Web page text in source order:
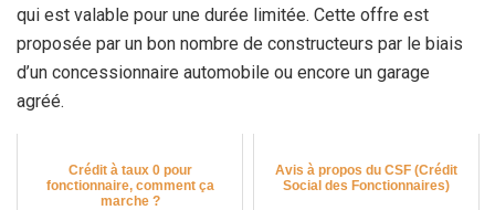
qui est valable pour une durée limitée. Cette offre est
proposée par un bon nombre de constructeurs par le biais
d’un concessionnaire automobile ou encore un garage
agréé.
Crédit à taux 0 pour
fonctionnaire, comment ça
marche ?
Avis à propos du CSF (Crédit
Social des Fonctionnaires)